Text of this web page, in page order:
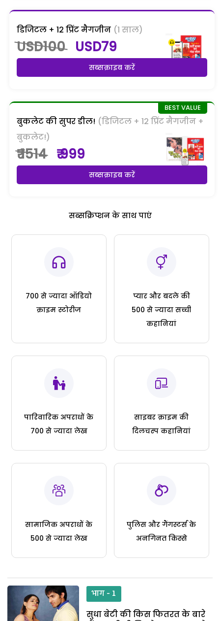
डिजिटल + 12 प्रिंट मैगजीन (1 साल)
USD100 USD79
सब्सक्राइब करें
बुकलेट की सुपर डील! (डिजिटल + 12 प्रिंट मैगजीन +
बुकलेट!)
₹ 1514 ₹ 999
सब्सक्राइब करें
सब्सक्रिप्शन के साथ पाएं
700 से ज्यादा ऑडियो
क्राइम स्टोरीज
प्यार और बदले की
500 से ज्यादा सच्ची
कहानियां
पारिवारिक अपराधों के
700 से ज्यादा लेख
साइबर क्राइम की
दिलचस्प कहानियां
सामाजिक अपराधों के
500 से ज्यादा लेख
पुलिस और गैंगस्टर्स के
अनगिनत किस्से
भाग - 1
सुधा बेटी की किस फितरत के बारे